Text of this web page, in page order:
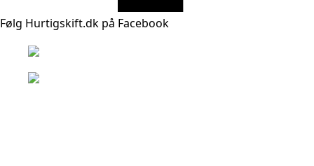
Følg Hurtigskift.dk på Facebook